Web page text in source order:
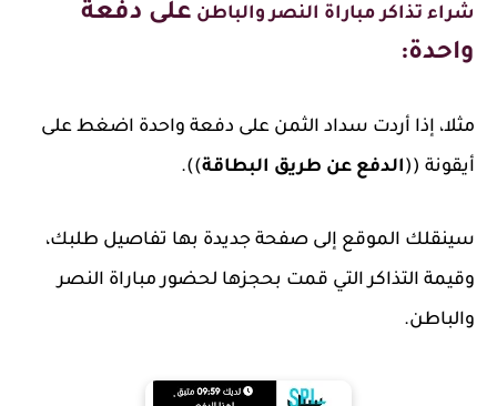
شراء تذاكر مباراة النصر والباطن على دفعة
واحدة:
مثلا، إذا أردت سداد الثمن على دفعة واحدة اضغط على
أيقونة ((الدفع عن طريق البطاقة)).
سينقلك الموقع إلى صفحة جديدة بها تفاصيل طلبك،
وقيمة التذاكر التي قمت بحجزها لحضور مباراة النصر
والباطن.